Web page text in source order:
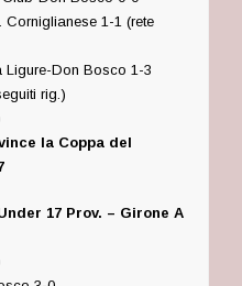
Corniglianese 1-1 (rete
Ligure-Don Bosco 1-3
rig.)
la Coppa del
17 Prov. – Girone A